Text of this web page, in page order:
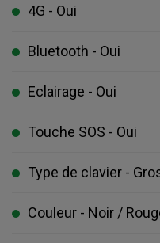
4G - Oui
Bluetooth - Oui
Eclairage - Oui
Touche SOS - Oui
Type de clavier -
Couleur - Noir /